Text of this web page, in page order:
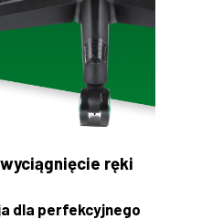
ręki
dla perfekcyjnego